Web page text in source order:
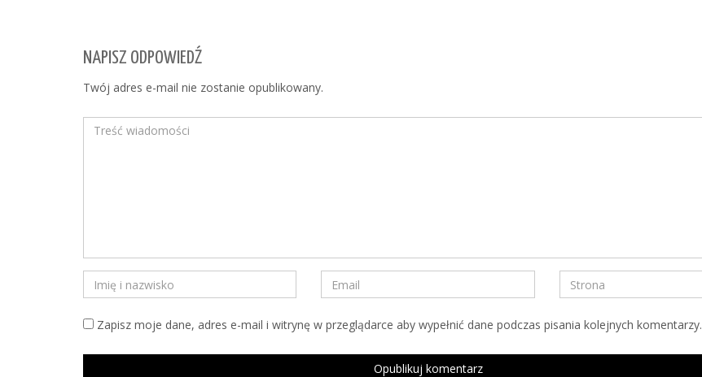
NAPISZ ODPOWIEDŹ
Twój adres e-mail nie zostanie opublikowany.
Zapisz moje dane, adres e-mail i witrynę w przeglądarce aby wypełnić dane podczas pisania kolejnych komentarzy.